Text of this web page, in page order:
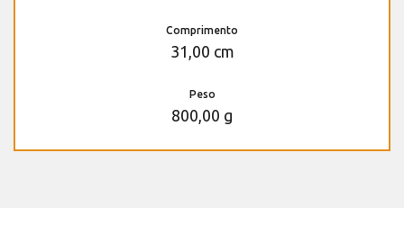
Comprimento
31,00 cm
Peso
800,00 g